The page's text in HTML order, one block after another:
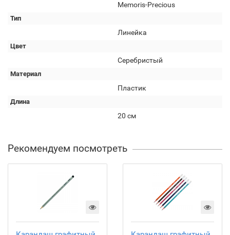
Memoris-Precious
Тип
Линейка
Цвет
Серебристый
Материал
Пластик
Длина
20 см
Рекомендуем посмотреть